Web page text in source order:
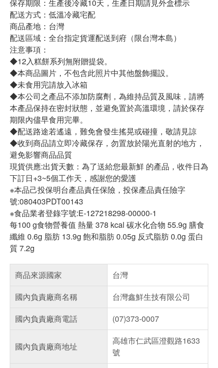
保存期限：生產後冷藏10天，生產日期請見外盒標示
配送方式：低溫冷藏宅配
商品產地：台灣
配送區域：全台指定貨運配送到府（限台灣本島）
注意事項：
◆12入糕餅系列無附贈提袋。
◆本商品圖片，不包含此照片中其他盤飾擺設。
◆未食用完請放入冰箱
◆本公司之產品不添加防腐劑，為維持品質及風味，請將
本產品保持在密封狀態，並避免置於高溫環境，請於保存
期限內儘早食用完畢。
◆配送路途若遙遠，難免會發生搖晃或碰撞，敬請見諒
◆收到商品請立即冷藏保存，勿置放於陽光直射的地方，
避免影響商品品質
現貨供應:出貨天數：為了送給您最新鮮 的產品，收件日為
下訂日+3~5個工作天，感謝您的愛護
※本品己投保明台產品責任保險，投保產品責任險字
號:080403PDT00143
※食品業者登錄字號:E-127218298-00000-1
每100 g食物營養值 熱量 378 kcal 碳水化合物 55.9g 膳食
纖維 0.6g 脂肪 13.9g 飽和脂肪 0.05g 反式脂肪 0.0g 蛋白
質 7.2g
商品來源國家
台灣
國內負責廠商名稱
台灣鑫鮮生技有限公司
國內負責廠商電話
(07)373-0007
國內負責廠商地址
高雄市仁武區澄觀路1633
號